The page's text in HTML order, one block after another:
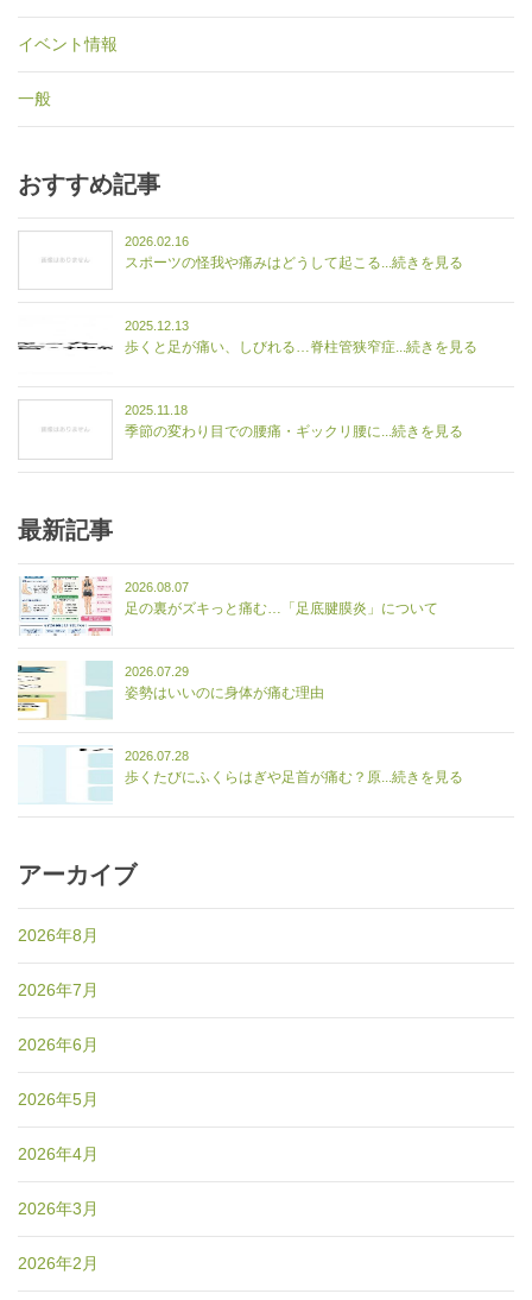
イベント情報
一般
おすすめ記事
2026.02.16
スポーツの怪我や痛みはどうして起こる...続きを見る
2025.12.13
歩くと足が痛い、しびれる…脊柱管狭窄症...続きを見る
2025.11.18
季節の変わり目での腰痛・ギックリ腰に...続きを見る
最新記事
2026.08.07
足の裏がズキっと痛む…「足底腱膜炎」について
2026.07.29
姿勢はいいのに身体が痛む理由
2026.07.28
歩くたびにふくらはぎや足首が痛む？原...続きを見る
アーカイブ
2026年8月
2026年7月
2026年6月
2026年5月
2026年4月
2026年3月
2026年2月